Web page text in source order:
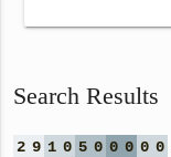
Search Results
2 9 1 0 5 0 0 0 0 0